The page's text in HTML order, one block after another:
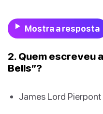
Mostra a resposta
2. Quem escreveu
Bells”?
James Lord Pierpont